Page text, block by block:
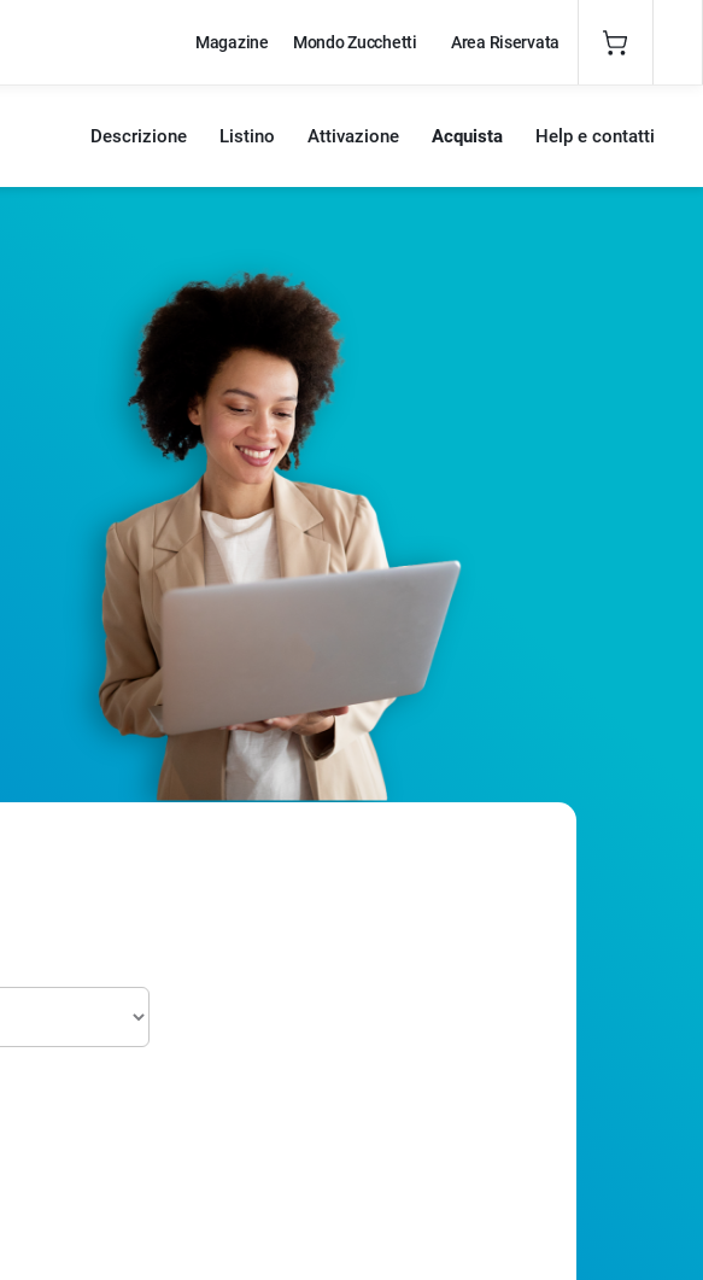
Magazine Mondo Zucchetti Area Riservata
Descrizione Listino Attivazione Acquista Help e contatti